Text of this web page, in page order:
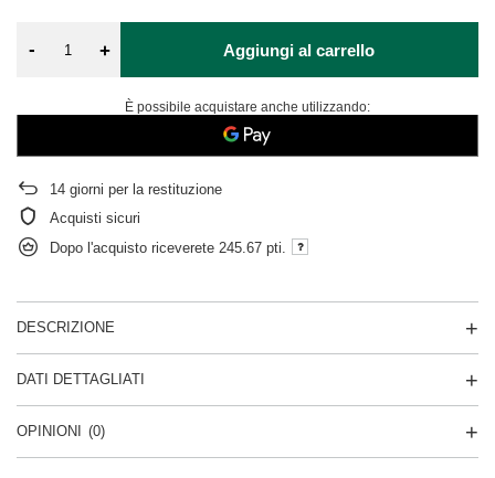
- + Aggiungi al carrello
È possibile acquistare anche utilizzando:
14 giorni per la restituzione
Acquisti sicuri
Dopo l'acquisto riceverete 245.67 pti.
DESCRIZIONE
DATI DETTAGLIATI
OPINIONI (0)